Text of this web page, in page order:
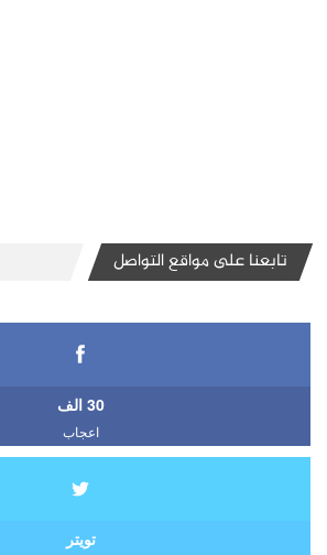
تابعنا على مواقع التواصل
30 الف
اعجاب
تويتر